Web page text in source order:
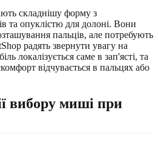
складнішу форму з
та опуклістю для долоні. Вони
пальців, але потребують
радять звернути увагу на
локалізується саме в зап'ясті, та
відчувається в пальцях або
вибору миші при